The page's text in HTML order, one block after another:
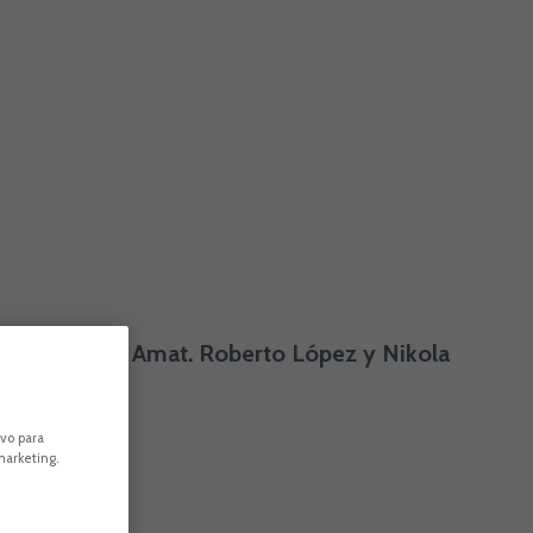
el Pepico Amat. Roberto López y Nikola
para